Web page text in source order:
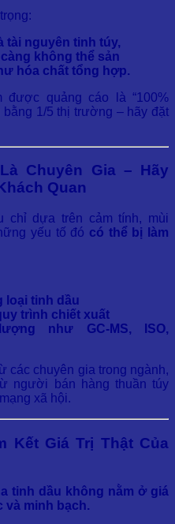
tài nguyên tinh túy,
không thể sản
hóa chất tổng hợp.
được quảng cáo là “100%
1/5 thị trường – hãy đặt
Chuyên Gia – Hãy
Quan
chỉ dựa trên cảm tính, mùi
yếu tố đó có thể bị làm
loại tinh dầu
trình chiết xuất
như GC-MS, ISO,
các chuyên gia trong ngành,
người bán hàng thuần túy
xã hội.
Kết Giá Trị Thật Của
tinh dầu không nằm ở giá
và minh bạch.